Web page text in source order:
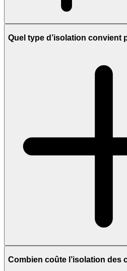
Quel type d’isolation convient
Combien coûte l’isolation des